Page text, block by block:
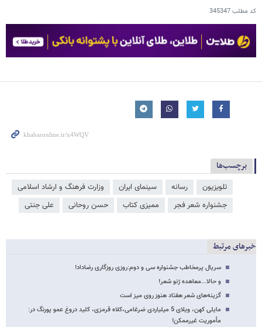
کد مطلب345347
برچسب‌ها
تلویزیون رسانه سینمای ایران
وزارت فرهنگ و ارشاد اسلامی
جشنواره شعر فجر
ممیزی کتاب حسن روحانی علی جنتی
خبرهای مرتبط
سریال پرمخاطب جشنواره سی و دوم:روزی روزگاری رضاداد!
و حالا...معاهده ژنو شعر!
گزینه‌های شعر هفتاد هنوز روی میز است
مایلی کهن، ویلای 5 میلیاردی ضرغامی،کلاه قرمزی، کلید دروغ عمو پورنگ در:
مأموریت غیرممکن!